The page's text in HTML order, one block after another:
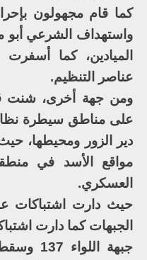
كما قام مجهولون
واستهداف الشرعي أبو
الميادين، كما
عناصر التنظيم.
ومن جهة أخرى، شنت
على مناطق سيطرة
دير الزور ومحيطها،
مواقع الأسد في
العسكري.
حيث دارت اشتباكات
الجبهات كما دارت
جبهة